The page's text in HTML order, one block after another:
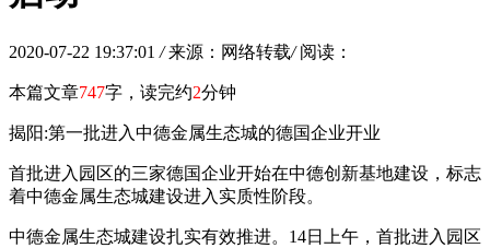
2020-07-22 19:37:01 / 来源：网络转载/ 阅读：
本篇文章747字，读完约2分钟
揭阳:第一批进入中德金属生态城的德国企业开业
首批进入园区的三家德国企业开始在中德创新基地建设，标志
着中德金属生态城建设进入实质性阶段。
中德金属生态城建设扎实有效推进。14日上午，首批进入园区